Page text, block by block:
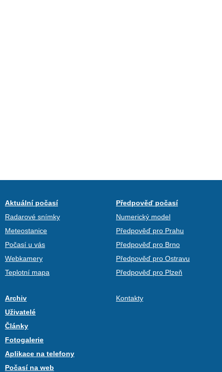
Aktuální počasí
Radarové snímky
Meteostanice
Počasí u vás
Webkamery
Teplotní mapa
Předpověď počasí
Numerický model
Předpověď pro Prahu
Předpověď pro Brno
Předpověď pro Ostravu
Předpověď pro Plzeň
Archiv
Uživatelé
Články
Fotogalerie
Aplikace na telefony
Počasí na web
Kontakty